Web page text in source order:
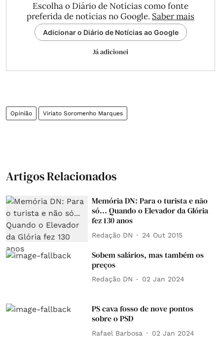
Escolha o Diário de Notícias como fonte
preferida de notícias no Google. Saber mais
Adicionar o Diário de Notícias ao Google
Já adicionei
Opinião Viriato Soromenho Marques
Artigos Relacionados
Memória DN: Para o turista e não
só... Quando o Elevador da Glória
fez 130 anos
Redação DN 24 Out 2015
Sobem salários, mas também os
preços
Redação DN 02 Jan 2024
PS cava fosso de nove pontos
sobre o PSD
Rafael Barbosa 02 Jan 2024